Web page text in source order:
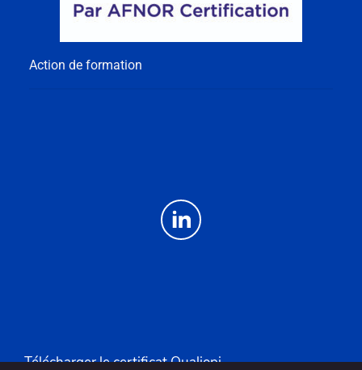
Action de formation
Télécharger le certificat Qualiopi